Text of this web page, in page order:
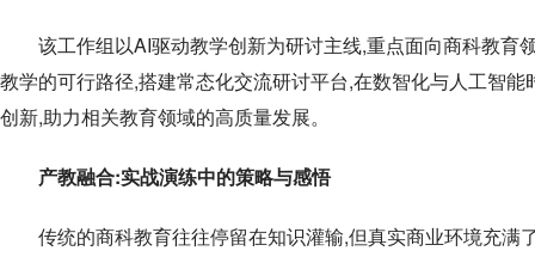
该工作组以AI驱动教学创新为研讨主线,重点面向商科教育
教学的可行路径,搭建常态化交流研讨平台,在数智化与人工智
创新,助力相关教育领域的高质量发展。
产教融合:实战演练中的策略与感悟
传统的商科教育往往停留在知识灌输,但真实商业环境充